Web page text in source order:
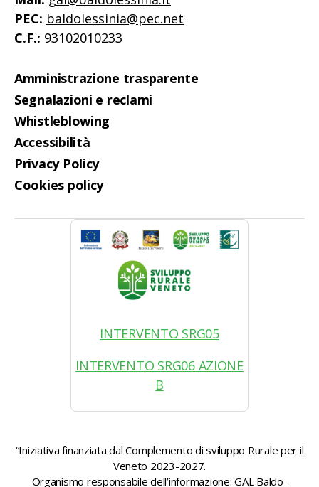
PEC: baldolessinia@pec.net
C.F.: 93102010233
Amministrazione trasparente
Segnalazioni e reclami
Whistleblowing
Accessibilità
Privacy Policy
Cookies policy
INTERVENTO SRG05
INTERVENTO SRG06 AZIONE
B
“Iniziativa finanziata dal Complemento di sviluppo Rurale per il
Veneto 2023-2027.
Organismo responsabile dell’informazione: GAL Baldo-